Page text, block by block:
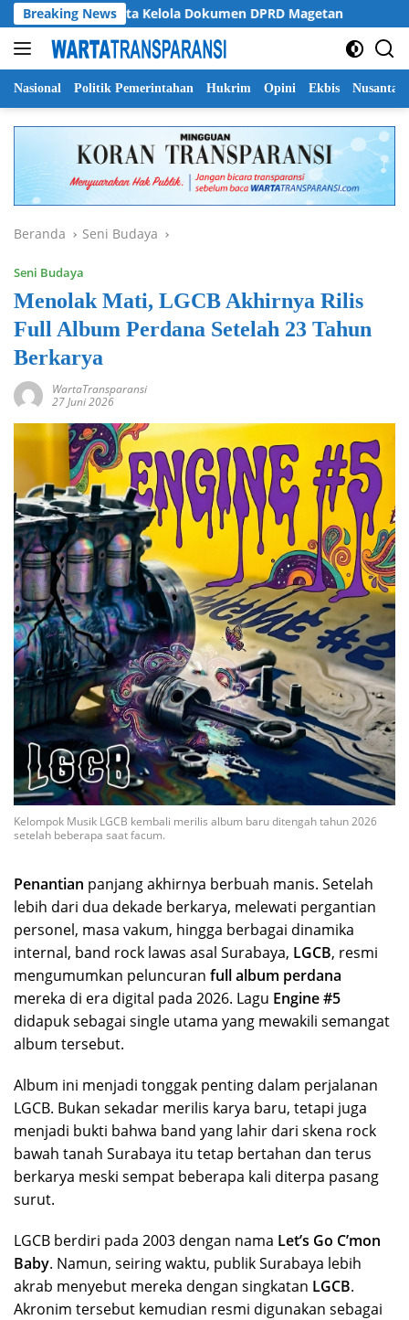
Langsung
ke
konten
Breaking News
Soroti Tata Kelola Dokumen DPRD Magetan
Nasional Politik Pemerintahan Hukrim Opini Ekbis Nusantara
Beranda Seni Budaya
Seni Budaya
Menolak Mati, LGCB Akhirnya Rilis
Full Album Perdana Setelah 23 Tahun
Berkarya
WartaTransparansi
27 Juni 2026
Kelompok Musik LGCB kembali merilis album baru ditengah tahun 2026
setelah beberapa saat facum.
Penantian panjang akhirnya berbuah manis. Setelah
lebih dari dua dekade berkarya, melewati pergantian
personel, masa vakum, hingga berbagai dinamika
internal, band rock lawas asal Surabaya, LGCB, resmi
mengumumkan peluncuran full album perdana
mereka di era digital pada 2026. Lagu Engine #5
didapuk sebagai single utama yang mewakili semangat
album tersebut.
Album ini menjadi tonggak penting dalam perjalanan
LGCB. Bukan sekadar merilis karya baru, tetapi juga
menjadi bukti bahwa band yang lahir dari skena rock
bawah tanah Surabaya itu tetap bertahan dan terus
berkarya meski sempat beberapa kali diterpa pasang
surut.
LGCB berdiri pada 2003 dengan nama Let’s Go C’mon
Baby. Namun, seiring waktu, publik Surabaya lebih
akrab menyebut mereka dengan singkatan LGCB.
Akronim tersebut kemudian resmi digunakan sebagai